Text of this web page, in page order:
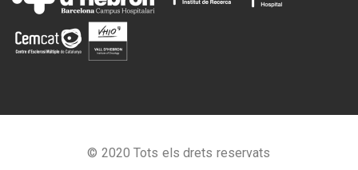
© 2020 Tots els drets reservats